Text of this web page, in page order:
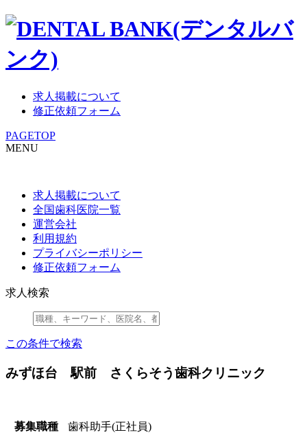
求人掲載について
修正依頼フォーム
PAGETOP
MENU
求人掲載について
全国歯科医院一覧
運営会社
利用規約
プライバシーポリシー
修正依頼フォーム
求人検索
この条件で検索
みずほ台 駅前 さくらそう歯科クリニック
募集職種
歯科助手(正社員)